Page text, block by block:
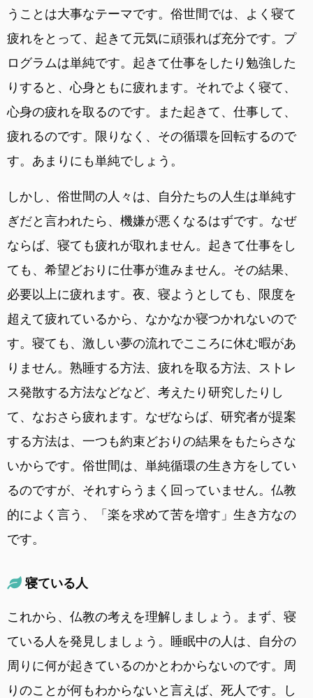
うことは大事なテーマです。俗世間では、よく寝て
疲れをとって、起きて元気に頑張れば充分です。プ
ログラムは単純です。起きて仕事をしたり勉強した
りすると、心身ともに疲れます。それでよく寝て、
心身の疲れを取るのです。また起きて、仕事して、
疲れるのです。限りなく、その循環を回転するので
す。あまりにも単純でしょう。
しかし、俗世間の人々は、自分たちの人生は単純す
ぎだと言われたら、機嫌が悪くなるはずです。なぜ
ならば、寝ても疲れが取れません。起きて仕事をし
ても、希望どおりに仕事が進みません。その結果、
必要以上に疲れます。夜、寝ようとしても、限度を
超えて疲れているから、なかなか寝つかれないので
す。寝ても、激しい夢の流れでこころに休む暇があ
りません。熟睡する方法、疲れを取る方法、ストレ
ス発散する方法などなど、考えたり研究したりし
て、なおさら疲れます。なぜならば、研究者が提案
する方法は、一つも約束どおりの結果をもたらさな
いからです。俗世間は、単純循環の生き方をしてい
るのですが、それすらうまく回っていません。仏教
的によく言う、「楽を求めて苦を増す」生き方なの
です。
寝ている人
これから、仏教の考えを理解しましょう。まず、寝
ている人を発見しましょう。睡眠中の人は、自分の
周りに何が起きているのかとわからないのです。周
りのことが何もわからないと言えば、死人です。し